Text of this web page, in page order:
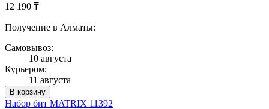
12 190 ₸
Получение в Алматы:
Самовывоз:
10 августа
Курьером:
11 августа
В корзину
Набор бит MATRIX 11392